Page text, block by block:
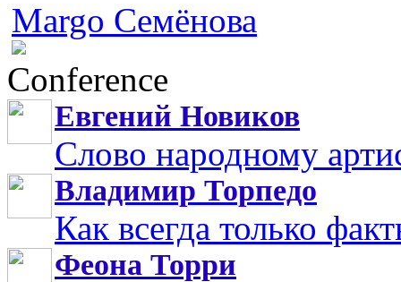
Margo Семёнова
Conference
Евгений Новиков
Слово народному
Владимир Торпедо
Как всегда только
Феона Торри